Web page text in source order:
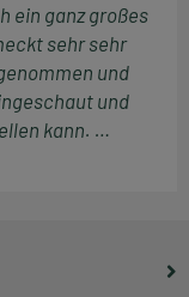
ein ganz großes
sehr sehr
und
und
kann. …